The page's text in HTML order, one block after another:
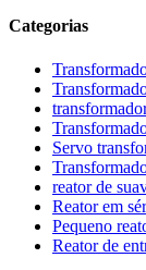
Categorias
Servo
reator de
Reator em
Pequeno
Reator de